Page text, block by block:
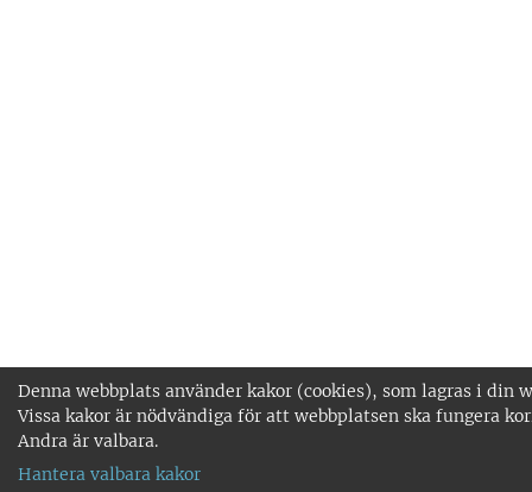
Denna webbplats använder kakor (cookies), som lagras i din
Vissa kakor är nödvändiga för att webbplatsen ska fungera
Andra är valbara.
Hantera valbara kakor